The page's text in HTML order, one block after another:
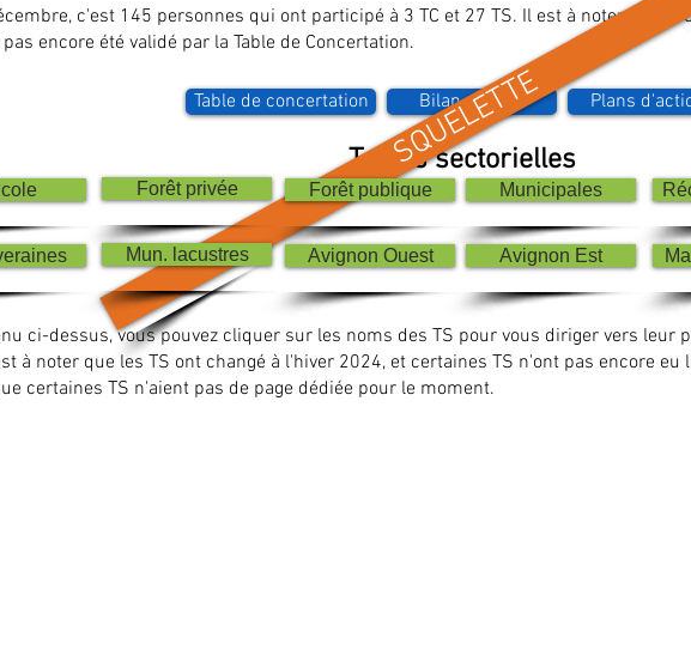
c'est 145 personnes qui ont participé à 3 TC et 27 TS. Il est à noter que
encore été validé par la Table de Concertation.
Table de concertation Bilan du PDE Plans
Tables sectorielles
SQUELETTE
Forêt privée Forêt publique Municipales
Mun. lacustres Avignon Ouest Avignon Est
ci-dessus, vous pouvez cliquer sur les noms des TS pour vous diriger vers leur
à noter que les TS ont changé à l'hiver 2024, et certaines TS n'ont pas encore eu
certaines TS n'aient pas de page dédiée pour le moment.